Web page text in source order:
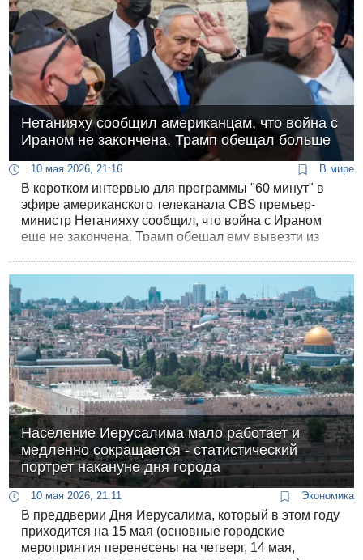
Нетанияху сообщил американцам, что война с
Ираном не закончена, Трамп обещал больше
10 мая 2026, 21:16 В мире
В коротком интервью для программы "60 минут" в
эфире американского телеканала CBS премьер-
министр Нетанияху сообщил, что война с Ираном
еще не закончена, Трамп обещал ему вывезти из
Население Иерусалима мало работает и
медленно сокращается - статистический
портрет накануне дня города
10 мая 2026, 21:11 Экономика
В преддверии Дня Иерусалима, который в этом году
приходится на 15 мая (основные городские
мероприятия перенесены на четверг, 14 мая,